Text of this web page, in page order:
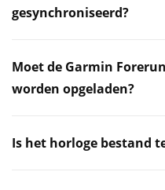
gesynchroniseerd?
Moet de Garmin
worden opgeladen?
Is het horloge bestand